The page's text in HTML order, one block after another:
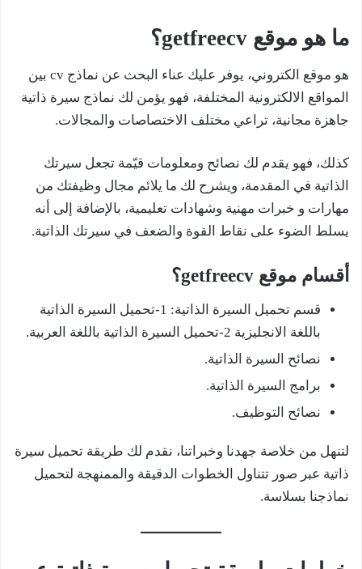
ما هو موقع getfreecv؟
هو موقع الكتروني، يوفر عليك عناء البحث عن نماذج cv بين
المواقع الالكترونية المختلفة، فهو يؤمن لك نماذج سيرة ذاتية
جاهزة مجانية، تراعي مختلف الاختصاصات والمجالات.
كذلك، فهو يقدم لك نصائح ومعلومات قيّمة تجعل سيرتك
الذاتية في المقدمة، ويشرح لك ما يلائم مجال وظيفتك من
مهارات و خبرات مهنية وشهادات تعليمية، بالإضافة إلى أنه
يسلط الضوء على نقاط القوة والضعف في سيرتك الذاتية.
أقسام موقع getfreecv؟
قسم تحميل السيرة الذاتية: 1-تحميل السيرة الذاتية
باللغة الانجليزية 2-تحميل السيرة الذاتية باللغة العربية.
نصائح السيرة الذاتية.
برامج السيرة الذاتية.
نصائح التوظيف.
لتنهل من خلاصة جهدنا وخبراتنا، نقدم لك طريقة تحميل سيرة
ذاتية عبر صور تتناول الخطوات الدقيقة والممنهجة لتحميل
نماذجنا بسلاسة.